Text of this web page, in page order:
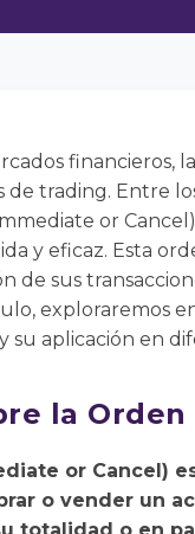
financieros,
de trading. Entre
or
y eficaz. Esta
de sus
exploraremos
su aplicación en
la Orden
or Cancel)
o vender un